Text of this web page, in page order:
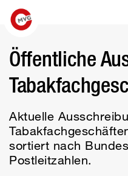
Springe zur Navigation
Springe zur Suche
Springe zum Inhalt
Springe zum Fußbereich
Öffentliche
Aktuelle
sortiert nach
Postleitzahlen.